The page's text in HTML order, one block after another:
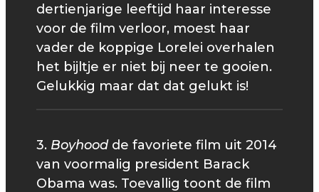
dertienjarige leeftijd haar interesse
voor de film verloor, moest haar
vader de koppige Lorelei overhalen
het bijltje er niet bij neer te gooien.
Gelukkig maar dat dat gelukt is!
3. Boyhoodde favoriete film uit 2014
van voormalig president Barack
Obama was. Toevallig toont de film